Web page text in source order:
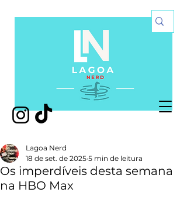
Os imperdíveis desta semana
na HBO Max
Lagoa Nerd
18 de set. de 2025 5 min de leitura